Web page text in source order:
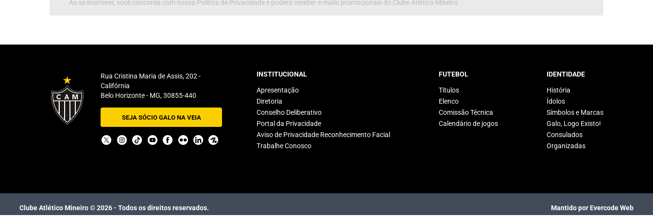
Ao se inscrever, você concorda com nossa Política de Privacidade e poderá receber e-mails promocionais do Clube Atlético Mineiro.
Rua Cristina Maria de Assis, 202 -
Califórnia
Belo Horizonte - MG, 30855-440
SEJA SÓCIO GALO NA VEIA
INSTITUCIONAL
Apresentação
Diretoria
Conselho Deliberativo
Portal da Privacidade
Aviso de Privacidade Reconhecimento Facial
Trabalhe Conosco
FUTEBOL
Títulos
Elenco
Comissão Técnica
Calendário de jogos
IDENTIDADE
História
Ídolos
Símbolos e Marcas
Galo, Logo Existo!
Consulados
Organizadas
Clube Atlético Mineiro ©2026- Todos os direitos reservados. Mantido por Evercode Web